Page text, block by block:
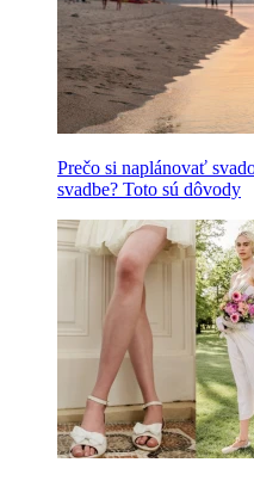
Prečo si naplánovať
svadbe? Toto sú dôvody